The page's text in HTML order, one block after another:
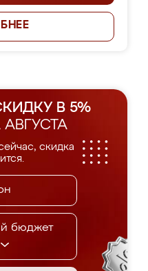
В 5%
скидка
бюджет